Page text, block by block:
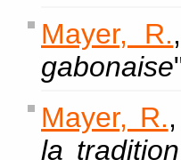
Mayer, R.
gabonaise
Mayer, R.
la